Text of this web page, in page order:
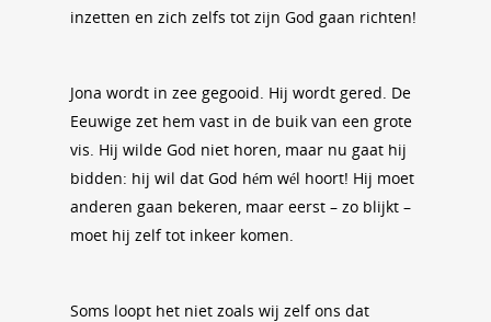
inzetten en zich zelfs tot zijn God gaan richten!
Jona wordt in zee gegooid. Hij wordt gered. De
Eeuwige zet hem vast in de buik van een grote
vis. Hij wilde God niet horen, maar nu gaat hij
bidden: hij wil dat God hém wél hoort! Hij moet
anderen gaan bekeren, maar eerst – zo blijkt –
moet hij zelf tot inkeer komen.
Soms loopt het niet zoals wij zelf ons dat